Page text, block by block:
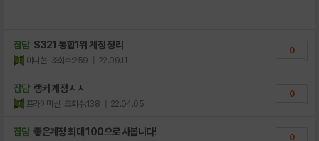
잡담 S321 통합1위 계정 정리
미니현 조회수:259 | 22.09.11
0
잡담 랭커 계정ㅅㅅ
프라이머신 조회수:138 | 22.04.05
0
잡담 좋은계정 최대 100으로 사봅니다! 0